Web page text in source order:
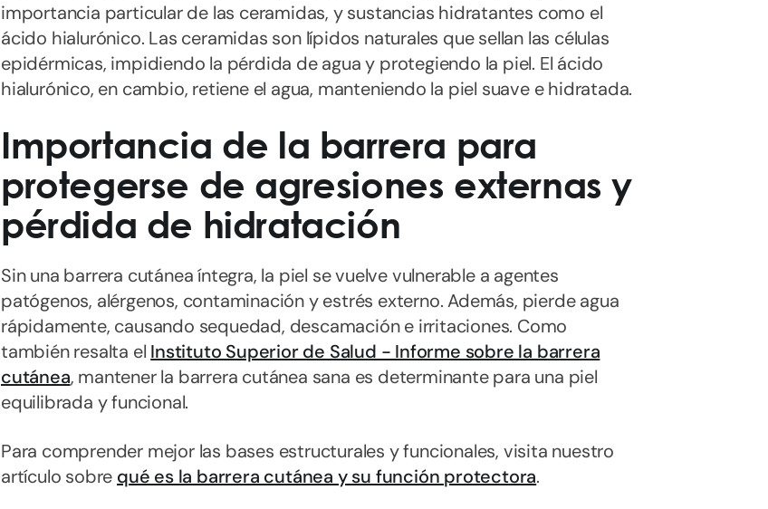
importancia particular de las ceramidas, y sustancias hidratantes como el
ácido hialurónico. Las ceramidas son lípidos naturales que sellan las células
epidérmicas, impidiendo la pérdida de agua y protegiendo la piel. El ácido
hialurónico, en cambio, retiene el agua, manteniendo la piel suave e hidratada.
Importancia de la barrera para
protegerse de agresiones externas y
pérdida de hidratación
Sin una barrera cutánea íntegra, la piel se vuelve vulnerable a agentes
patógenos, alérgenos, contaminación y estrés externo. Además, pierde agua
rápidamente, causando sequedad, descamación e irritaciones. Como
también resalta el Instituto Superior de Salud - Informe sobre la barrera
cutánea, mantener la barrera cutánea sana es determinante para una piel
equilibrada y funcional.
Para comprender mejor las bases estructurales y funcionales, visita nuestro
artículo sobre qué es la barrera cutánea y su función protectora.